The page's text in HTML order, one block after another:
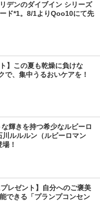
デンのダイブイン シリーズ
ド*1。8/1よりQoo10にて先
】この夏も乾燥に負けな
で、集中うるおいケアを！
な輝きを持つ希少なルビーロ
ルルルン（ルビーロマン
！
プレゼント】自分へのご褒美
できる「プランプコンセン